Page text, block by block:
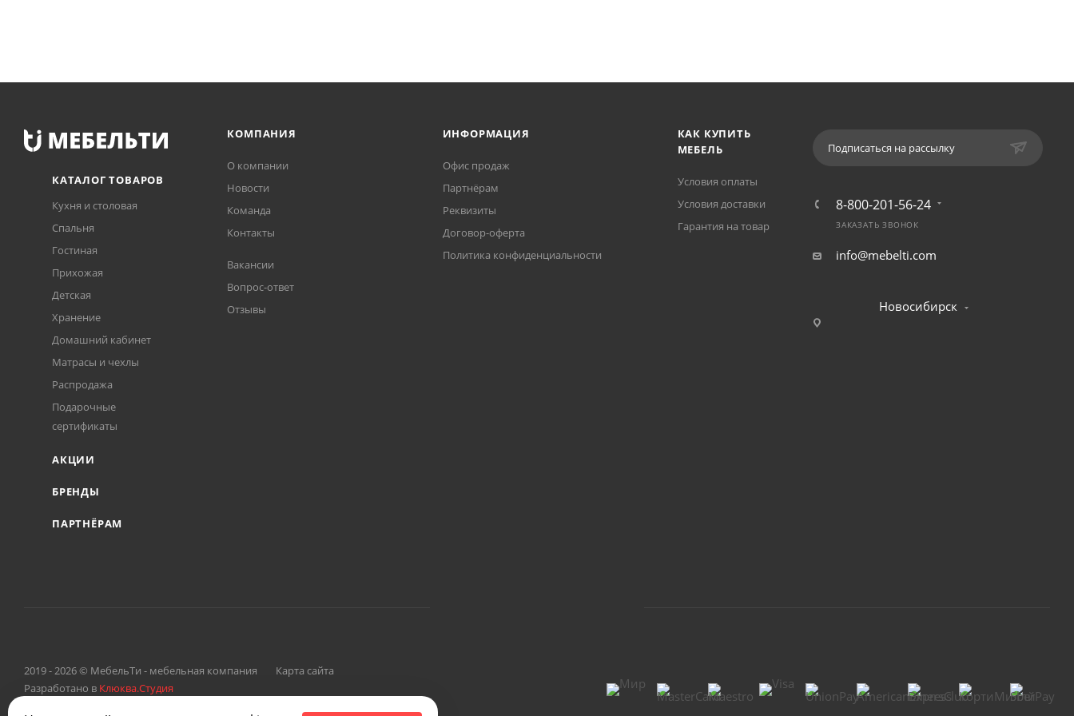
КАТАЛОГ ТОВАРОВ
Кухня и столовая
Спальня
Гостиная
Прихожая
Детская
Хранение
Домашний кабинет
Матрасы и чехлы
Распродажа
Подарочные
сертификаты
АКЦИИ
БРЕНДЫ
ПАРТНЁРАМ
КОМПАНИЯ
О компании
Новости
Команда
Контакты
Вакансии
Вопрос-ответ
Отзывы
ИНФОРМАЦИЯ
Офис продаж
Партнёрам
Реквизиты
Договор-оферта
Политика конфиденциальности
КАК КУПИТЬ
МЕБЕЛЬ
Условия оплаты
Условия доставки
Гарантия на товар
Подписаться на рассылку
8-800-201-56-24
ЗАКАЗАТЬ ЗВОНОК
info@mebelti.com
Новосибирск
2019 - 2026 © МебельТи - мебельная компания
Карта сайта
Разработано в Клюква.Студия